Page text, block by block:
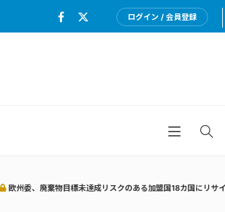
ログイン / 会員登録
欧州委、廃棄物目標未達成リスクのある加盟国18カ国にリサ